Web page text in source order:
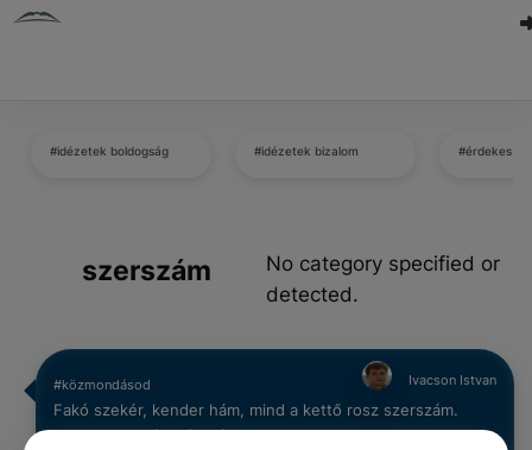
#idézetek boldogság #idézetek bizalom #érdekes
szerszám
No category specified or
detected.
#közmondásod Ivacson Istvan
Fakó szekér, kender hám, mind a kettő rosz szerszám.
0 0 0